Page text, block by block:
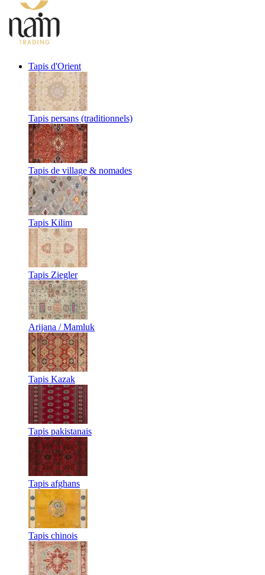
Tapis d'Orient
Tapis persans (traditionnels)
Tapis de village & nomades
Tapis Kilim
Tapis Ziegler
Arijana / Mamluk
Tapis Kazak
Tapis pakistanais
Tapis afghans
Tapis chinois